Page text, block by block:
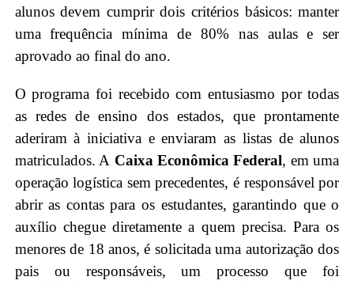
alunos devem cumprir dois critérios básicos: manter
uma frequência mínima de 80% nas aulas e ser
aprovado ao final do ano.
O programa foi recebido com entusiasmo por todas
as redes de ensino dos estados, que prontamente
aderiram à iniciativa e enviaram as listas de alunos
matriculados. A Caixa Econômica Federal, em uma
operação logística sem precedentes, é responsável por
abrir as contas para os estudantes, garantindo que o
auxílio chegue diretamente a quem precisa. Para os
menores de 18 anos, é solicitada uma autorização dos
pais ou responsáveis, um processo que foi